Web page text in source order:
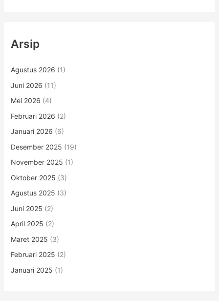
Arsip
Agustus 2026 (1)
Juni 2026 (11)
Mei 2026 (4)
Februari 2026 (2)
Januari 2026 (6)
Desember 2025 (19)
November 2025 (1)
Oktober 2025 (3)
Agustus 2025 (3)
Juni 2025 (2)
April 2025 (2)
Maret 2025 (3)
Februari 2025 (2)
Januari 2025 (1)